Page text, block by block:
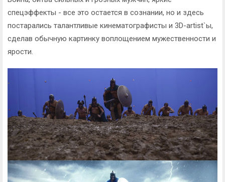
спецэффекты - все это остается в сознании, но и здесь
постарались талантливые кинематографисты и 3D-artist`ы,
сделав обычную картинку воплощением мужественности и
ярости.